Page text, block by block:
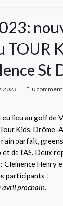
TOUR
St
2023 0
eu lieu au golf de
Kids. Drôme-
parfait,
de l’AS. Deux
Clémence Henry
participants !
avril prochain.